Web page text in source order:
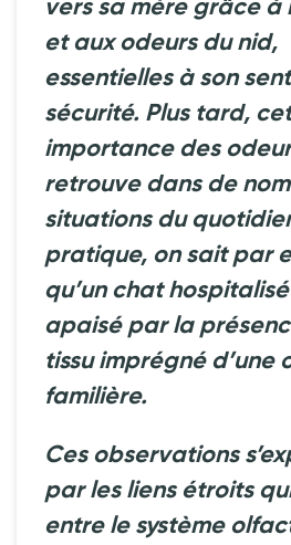
vers sa mère grâce à
et aux odeurs du nid,
essentielles à son
sécurité. Plus tard,
importance des
retrouve dans de
situations du
pratique, on sait par
qu’un chat
apaisé par la
tissu imprégné d’une
familière.
Ces observations
par les liens étroits
entre le système